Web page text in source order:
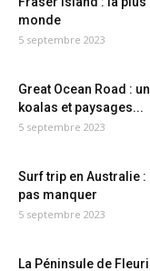
monde
5 septembre 2023
Great Ocean Road :
koalas et paysages...
5 septembre 2023
Surf trip en Australie :
pas manquer
5 septembre 2023
La Péninsule de